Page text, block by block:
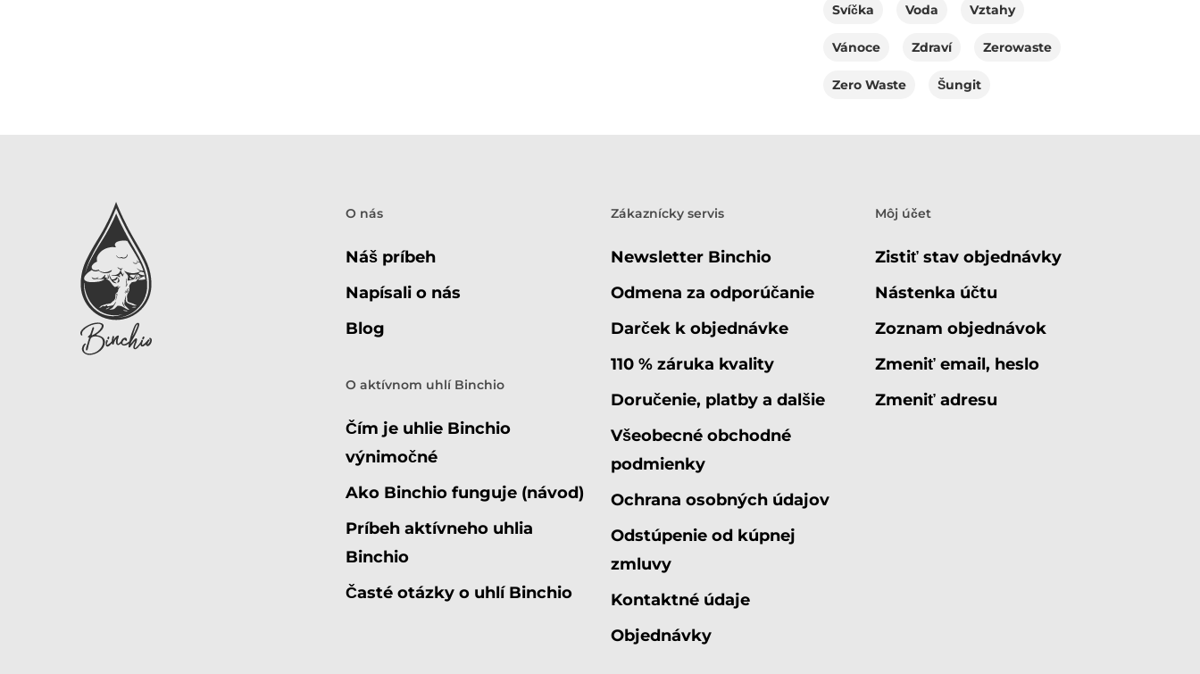
Svíčka Voda Vztahy
Vánoce Zdraví Zerowaste
Zero Waste Šungit
O nás
Náš príbeh
Napísali o nás
Blog
O aktívnom uhlí Binchio
Čím je uhlie Binchio
výnimočné
Ako Binchio funguje (návod)
Príbeh aktívneho uhlia
Binchio
Časté otázky o uhlí Binchio
Zákaznícky servis
Newsletter Binchio
Odmena za odporúčanie
Darček k objednávke
110 % záruka kvality
Doručenie, platby a dalšie
Všeobecné obchodné
podmienky
Ochrana osobných údajov
Odstúpenie od kúpnej
zmluvy
Kontaktné údaje
Objednávky
Môj účet
Zistiť stav objednávky
Nástenka účtu
Zoznam objednávok
Zmeniť email, heslo
Zmeniť adresu